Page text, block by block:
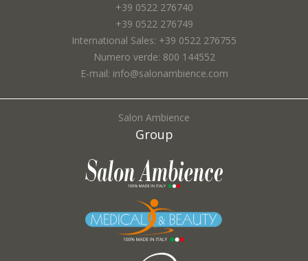
+39 0522 276740
+39 0522 276749
International Sales: +39 0522 276755
Numero verde: 800 144552
E-mail: info@salonambience.com
Salon Ambience
Group